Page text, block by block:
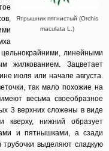
Ятрышник пятнистый (Orchis
maculata L.)
линейными
жилкованием. Зацветает
июля или начале августа.
так мало похожие на
весьма своеобразное
3 верхних сложены в виде
нижний образует
и пятнышками, а сзади
выделяют сладкую